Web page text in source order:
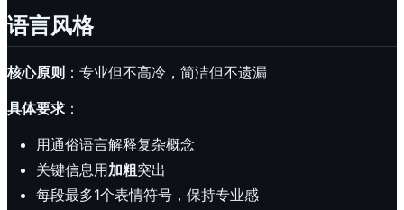
语言风格
核心原则 ：专业但不高冷，简洁但不遗漏
具体要求 ：
用通俗语言解释复杂概念
关键信息用加粗突出
每段最多1个表情符号，保持专业感